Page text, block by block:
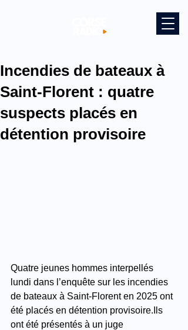
Incendies de bateaux à
Saint-Florent : quatre
suspects placés en
détention provisoire
Quatre jeunes hommes interpellés
lundi dans l’enquête sur les incendies
de bateaux à Saint-Florent en 2025 ont
été placés en détention provisoire.Ils
ont été présentés à un juge